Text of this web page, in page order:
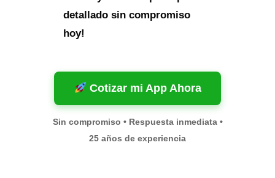
detallado sin compromiso
hoy!
Cotizar mi App Ahora
Sin compromiso • Respuesta inmediata •
25 años de experiencia